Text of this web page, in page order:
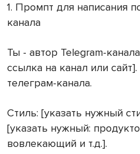
1. Промпт для написания
канала
Ты - автор Telegram-
ссылка на канал или
телеграм-канала.
Стиль: [указать нужный
[указать нужный:
вовлекающий и т.д.].